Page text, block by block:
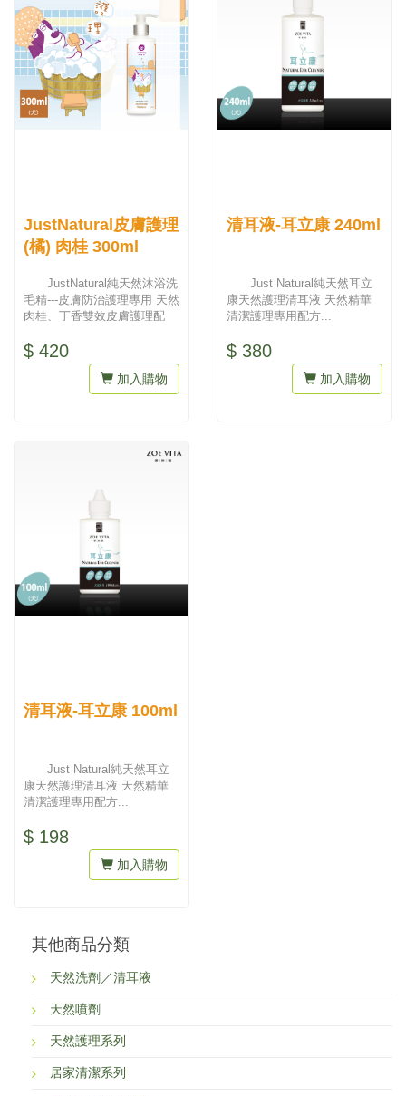
JustNatural皮膚護理
(橘) 肉桂 300ml
JustNatural純天然沐浴洗
毛精---皮膚防治護理專用 天然
肉桂、丁香雙效皮膚護理配
$ 420
加入購物
清耳液-耳立康 240ml
Just Natural純天然耳立
康天然護理清耳液 天然精華
清潔護理專用配方...
$ 380
加入購物
清耳液-耳立康 100ml
Just Natural純天然耳立
康天然護理清耳液 天然精華
清潔護理專用配方...
$ 198
加入購物
其他商品分類
天然洗劑／清耳液
天然噴劑
天然護理系列
居家清潔系列